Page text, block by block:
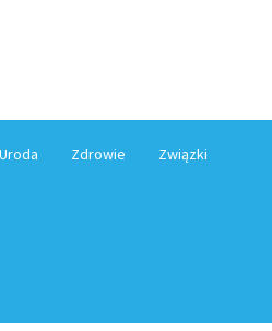
Uroda Zdrowie Związki